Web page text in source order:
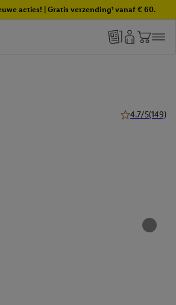
acties! | Gratis verzending¹ vanaf € 60.
4.7/5(149)